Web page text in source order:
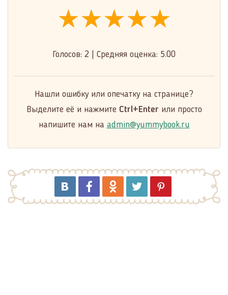
★★★★★
★★★★★
★★★★★
Голосов: 2 Средняя оценка: 5.00
Нашли ошибку или опечатку на странице?
Выделите её и нажмите Ctrl+Enter или просто
напишите нам на admin@yummybook.ru